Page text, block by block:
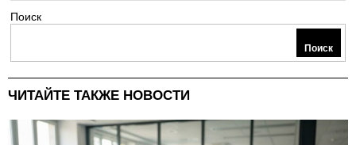
Поиск
Поиск
ЧИТАЙТЕ ТАКЖЕ НОВОСТИ